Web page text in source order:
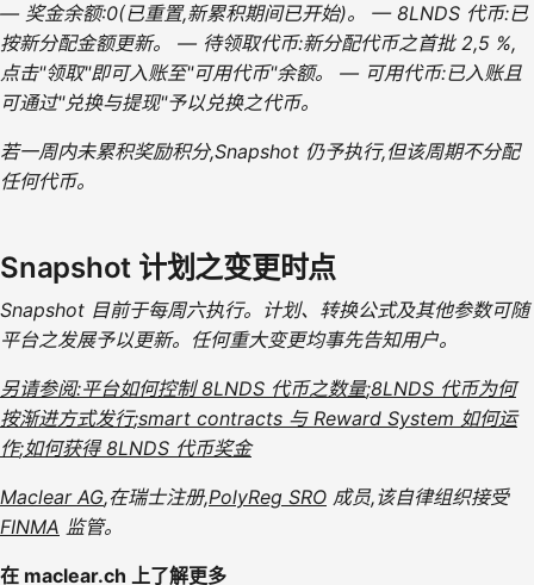
— 奖金余额:0(已重置,新累积期间已开始)。 — 8LNDS 代币:已
按新分配金额更新。 — 待领取代币:新分配代币之首批 2,5 %,
点击"领取"即可入账至"可用代币"余额。 — 可用代币:已入账且
可通过"兑换与提现"予以兑换之代币。
若一周内未累积奖励积分,Snapshot 仍予执行,但该周期不分配
任何代币。
Snapshot 计划之变更时点
Snapshot 目前于每周六执行。计划、转换公式及其他参数可随
平台之发展予以更新。任何重大变更均事先告知用户。
另请参阅:平台如何控制 8LNDS 代币之数量;8LNDS 代币为何
按渐进方式发行;smart contracts 与 Reward System 如何运
作;如何获得 8LNDS 代币奖金
Maclear AG,在瑞士注册,PolyReg SRO 成员,该自律组织接受
FINMA 监管。
在 maclear.ch 上了解更多